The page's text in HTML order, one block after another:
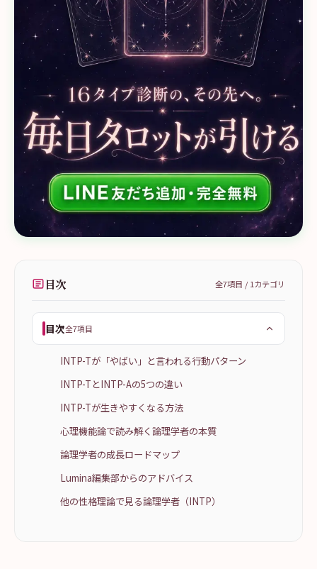
目次 全7項目 / 1カテゴリ
目次全7項目
INTP-Tが「やばい」と言われる行動パターン
INTP-TとINTP-Aの5つの違い
INTP-Tが生きやすくなる方法
心理機能論で読み解く論理学者の本質
論理学者の成長ロードマップ
Lumina編集部からのアドバイス
他の性格理論で見る論理学者（INTP）